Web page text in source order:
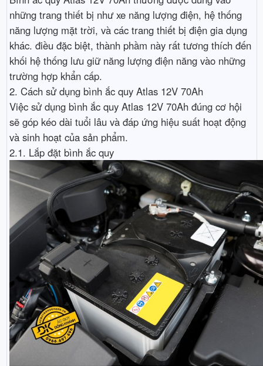
những trang thiết bị như xe năng lượng điện, hệ thống
năng lượng mặt trời, và các trang thiết bị điện gia dụng
khác. điều đặc biệt, thành phầm này rất tương thích đến
khối hệ thống lưu giữ năng lượng điện năng vào những
trường hợp khẩn cấp.
2. Cách sử dụng bình ắc quy Atlas 12V 70Ah
Việc sử dụng bình ắc quy Atlas 12V 70Ah đúng cơ hội
sẽ góp kéo dài tuổi lâu và đáp ứng hiệu suất hoạt động
và sinh hoạt của sản phẩm.
2.1. Lắp đặt bình ắc quy